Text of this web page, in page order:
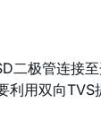
二极管连
用双向TVS